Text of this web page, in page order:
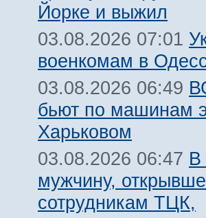
Йорке и выжил
03.08.2026 07:01
военкомам в
03.08.2026 06:49
бьют по машинам
Харьковом
03.08.2026 06:47 В
мужчину,
сотрудникам ТЦК,